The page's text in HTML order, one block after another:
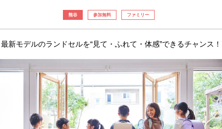
熊谷 参加無料 ファミリー
最新モデルのランドセルを“見て・ふれて・体感”できるチャンス！